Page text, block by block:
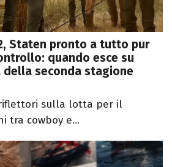
Staten pronto a tutto pur
quando esce su
della seconda stagione
sulla lotta per il
tra cowboy e...